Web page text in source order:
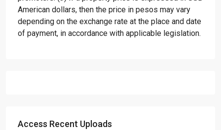
American dollars, then the price in pesos may vary
depending on the exchange rate at the place and date
of payment, in accordance with applicable legislation.
Access Recent Uploads